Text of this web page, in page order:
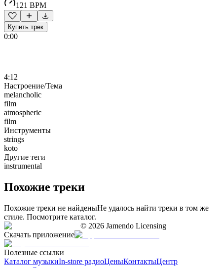
121 BPM
Купить трек
0:00
4:12
Настроение/Тема
melancholic
film
atmospheric
film
Инструменты
strings
koto
Другие теги
instrumental
Похожие треки
Похожие треки не найденыНе удалось найти треки в том же
стиле. Посмотрите каталог.
© 2026 Jamendo Licensing
Скачать приложение
Полезные ссылки
Каталог музыкиIn-store радиоЦеныКонтактыЦентр